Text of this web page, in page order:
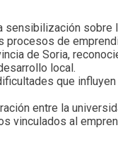
sensibilización sobre
procesos de
de Soria,
local.
que
entre la
vinculados al